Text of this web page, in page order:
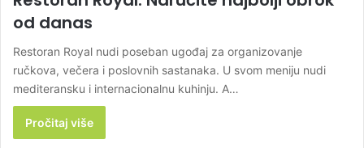
od danas
Restoran Royal nudi poseban ugođaj za organizovanje
ručkova, večera i poslovnih sastanaka. U svom meniju nudi
mediteransku i internacionalnu kuhinju. A…
Pročitaj više